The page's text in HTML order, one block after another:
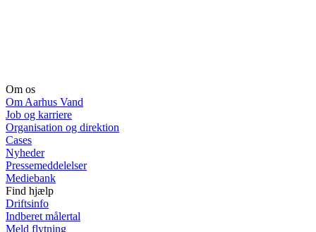
Om os
Om Aarhus Vand
Job og karriere
Organisation og direktion
Cases
Nyheder
Pressemeddelelser
Mediebank
Find hjælp
Driftsinfo
Indberet målertal
Meld flytning